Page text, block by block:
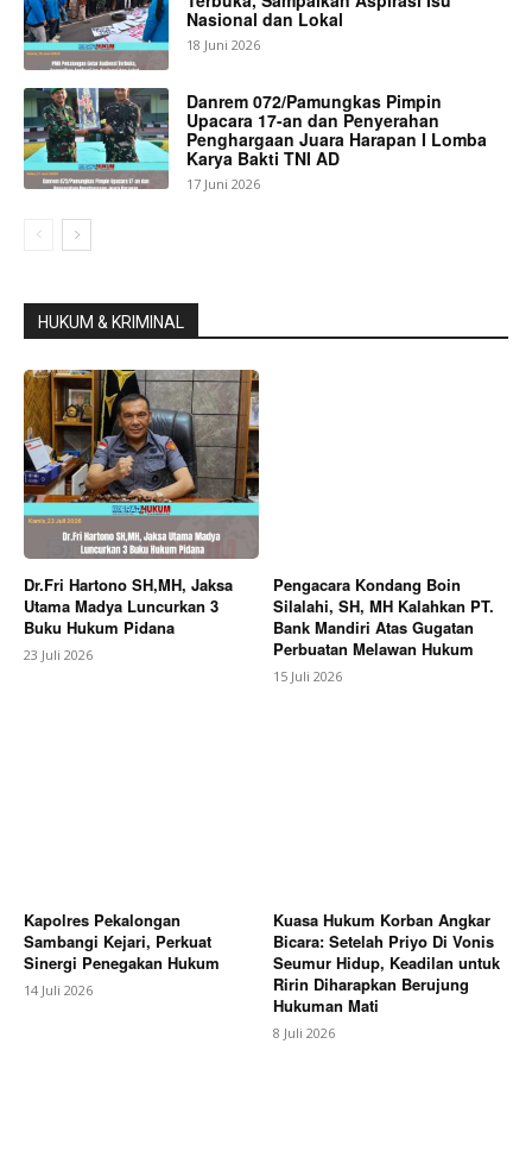
Nasional dan Lokal
18 Juni 2026
Danrem 072/Pamungkas Pimpin
Upacara 17-an dan Penyerahan
Penghargaan Juara Harapan I Lomba
Karya Bakti TNI AD
17 Juni 2026
HUKUM & KRIMINAL
Dr.Fri Hartono SH,MH, Jaksa
Utama Madya Luncurkan 3
Buku Hukum Pidana
23 Juli 2026
Pengacara Kondang Boin
Silalahi, SH, MH Kalahkan PT.
Bank Mandiri Atas Gugatan
Perbuatan Melawan Hukum
15 Juli 2026
Kapolres Pekalongan
Sambangi Kejari, Perkuat
Sinergi Penegakan Hukum
14 Juli 2026
Kuasa Hukum Korban Angkar
Bicara: Setelah Priyo Di Vonis
Seumur Hidup, Keadilan untuk
Ririn Diharapkan Berujung
Hukuman Mati
8 Juli 2026